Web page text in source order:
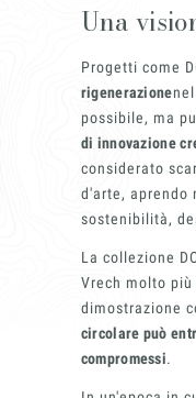
Una
Progetti come
rigenerazione
possibile, ma
di innovazione
considerato
d'arte, aprendo
sostenibilità,
La collezione
Vrech molto
dimostrazione
circolare può
compromessi.